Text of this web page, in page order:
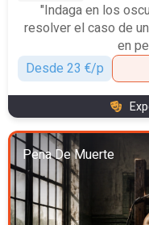
"Indaga en los
resolver el caso de
en
Desde 23 €/p
Pena De Muerte